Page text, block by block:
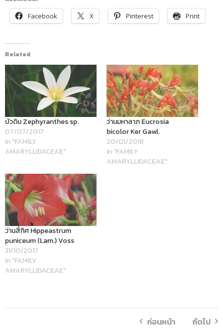
Facebook
X Pinterest Print
Related
บัวดิน Zephyranthes sp.
07/07/2017
In "FAMILY
AMARYLLIDACEAE"
ว่านมหาลาภ Eucrosia
bicolor Ker Gawl.
20/01/2018
In "FAMILY
AMARYLLIDACEAE"
ว่านสี่ทิศ Hippeastrum
puniceum (Lam.) Voss
31/10/2017
In "FAMILY
AMARYLLIDACEAE"
ก่อนหน้า ถัดไป